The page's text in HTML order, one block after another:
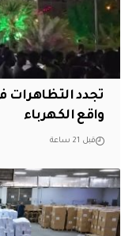
تجدد التظاهرات
واقع الكهرباء
قبل 21 ساعة